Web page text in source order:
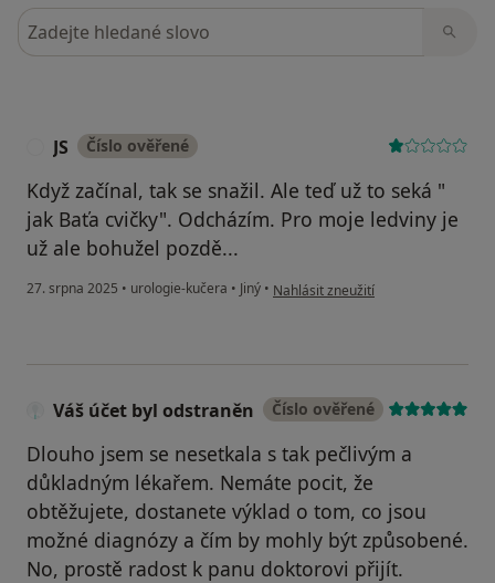
Hledejte v názorech
JS Číslo ověřené
Když začínal, tak se snažil. Ale teď už to seká "
jak Baťa cvičky". Odcházím. Pro moje ledviny je
už ale bohužel pozdě...
27. srpna 2025 • urologie-kučera • Jiný • podle názoru uživatele JS
Nahlásit zneužití
Váš účet byl odstraněn Číslo ověřené
Dlouho jsem se nesetkala s tak pečlivým a
důkladným lékařem. Nemáte pocit, že
obtěžujete, dostanete výklad o tom, co jsou
možné diagnózy a čím by mohly být způsobené.
No, prostě radost k panu doktorovi přijít.